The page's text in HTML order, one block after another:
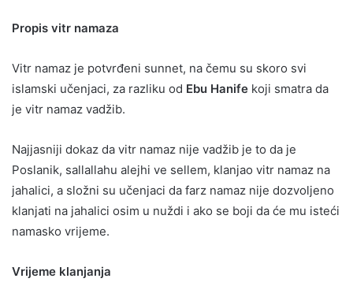
Propis vitr namaza
Vitr namaz je potvrđeni sunnet, na čemu su skoro svi
islamski učenjaci, za razliku od Ebu Hanife koji smatra da
je vitr namaz vadžib.
Najjasniji dokaz da vitr namaz nije vadžib je to da je
Poslanik, sallallahu alejhi ve sellem, klanjao vitr namaz na
jahalici, a složni su učenjaci da farz namaz nije dozvoljeno
klanjati na jahalici osim u nuždi i ako se boji da će mu isteći
namasko vrijeme.
Vrijeme klanjanja